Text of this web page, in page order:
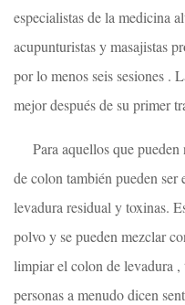
especialistas de la medicina
acupunturistas y masajistas
por lo menos seis sesiones .
mejor después de su primer
Para aquellos que
de colon también pueden ser
levadura residual y toxinas.
polvo y se pueden mezclar
limpiar el colon de levadura ,
personas a menudo dicen